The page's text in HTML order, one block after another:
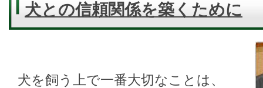
犬との信頼関係を築くために
犬を飼う上で一番大切なことは、